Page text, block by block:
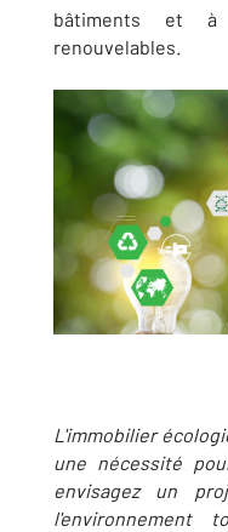
bâtiments et à
renouvelables.
L'immobilier
une nécessité
envisagez un